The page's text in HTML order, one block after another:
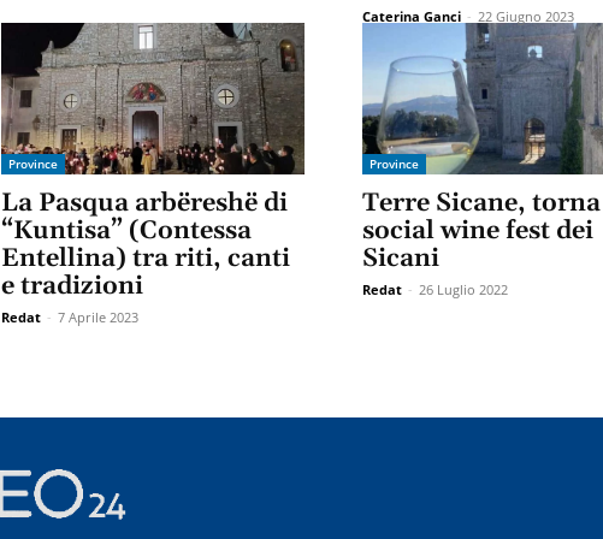
Caterina Ganci - 22 Giugno 2023
Province
La Pasqua arbëreshë di
“Kuntisa” (Contessa
Entellina) tra riti, canti
e tradizioni
Redat - 7 Aprile 2023
Province
Terre Sicane,
social wine fest dei
Sicani
Redat - 26 Luglio 2022